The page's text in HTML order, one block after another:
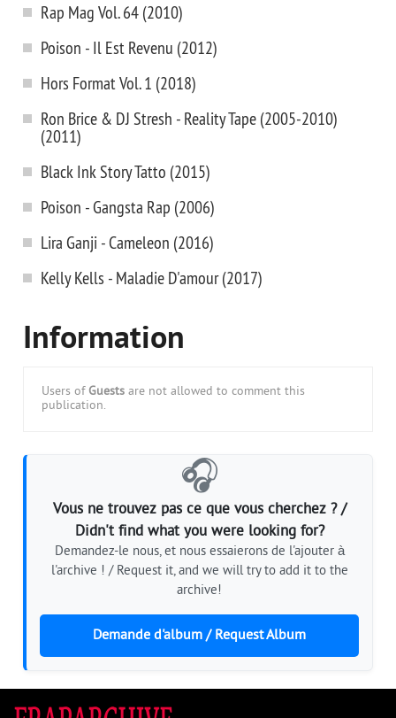
Rap Mag Vol. 64 (2010)
Poison - Il Est Revenu (2012)
Hors Format Vol. 1 (2018)
Ron Brice & DJ Stresh - Reality Tape (2005-2010)
(2011)
Black Ink Story Tatto (2015)
Poison - Gangsta Rap (2006)
Lira Ganji - Cameleon (2016)
Kelly Kells - Maladie D'amour (2017)
Information
Users of Guests are not allowed to comment this
publication.
🎧
Vous ne trouvez pas ce que vous cherchez ? /
Didn't find what you were looking for?
Demandez-le nous, et nous essaierons de l'ajouter à
l'archive ! / Request it, and we will try to add it to the
archive!
Demande d'album / Request Album